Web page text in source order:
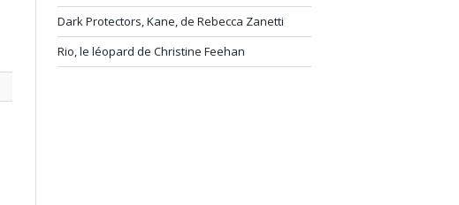
Dark Protectors, Kane, de Rebecca Zanetti
Rio, le léopard de Christine Feehan